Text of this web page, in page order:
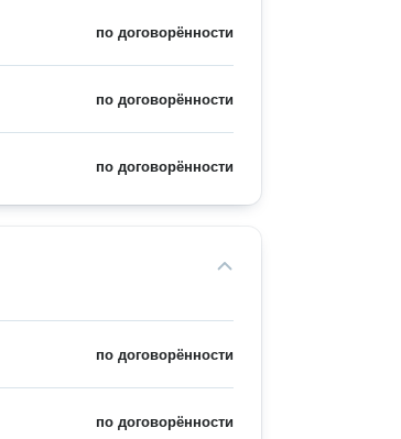
по договорённости
по договорённости
по договорённости
по договорённости
по договорённости